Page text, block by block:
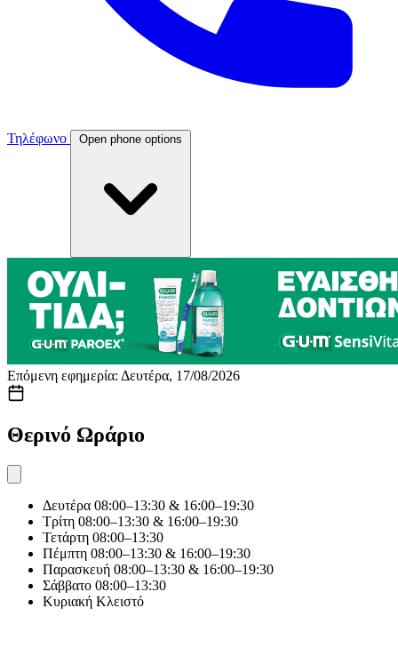
Τηλέφωνο Open phone options
Επόμενη εφημερία: Δευτέρα, 17/08/2026
Θερινό Ωράριο
Δευτέρα 08:00–13:30 & 16:00–19:30
Τρίτη 08:00–13:30 & 16:00–19:30
Τετάρτη 08:00–13:30
Πέμπτη 08:00–13:30 & 16:00–19:30
Παρασκευή 08:00–13:30 & 16:00–19:30
Σάββατο 08:00–13:30
Κυριακή Κλειστό